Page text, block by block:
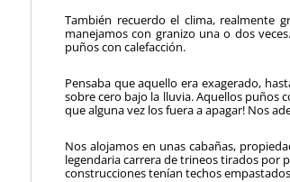
También recuerdo el clima, realmente
manejamos con granizo una o dos
puños con calefacción.
Pensaba que aquello era exagerado,
sobre cero bajo la lluvia. Aquellos puños
que alguna vez los fuera a apagar! Nos
Nos alojamos en unas cabañas,
legendaria carrera de trineos tirados por
construcciones tenían techos